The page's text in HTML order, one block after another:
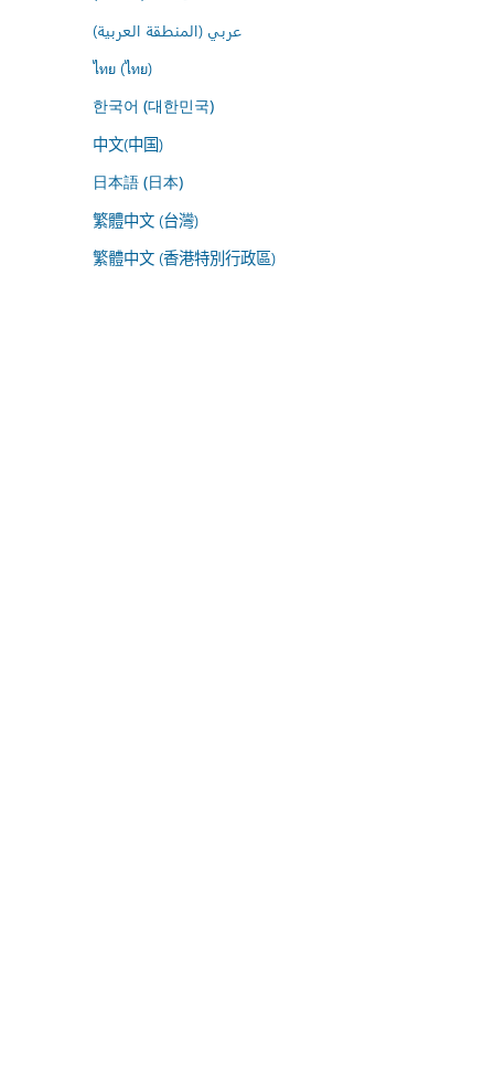
عربي (المنطقة العربية)
ไทย (ไทย)
한국어 (대한민국)
中文(中国)
日本語 (日本)
繁體中文 (台灣)
繁體中文 (香港特別行政區)